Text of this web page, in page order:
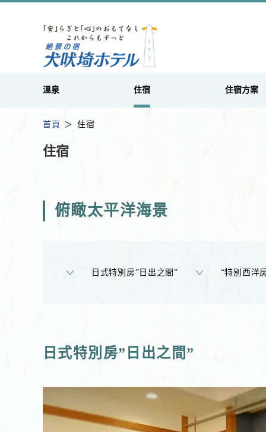
溫泉 住宿 住宿方案
首頁 住宿
住宿
俯瞰太平洋海景
日式特別房”日出之間” “特別西洋
日式特別房”日出之間”